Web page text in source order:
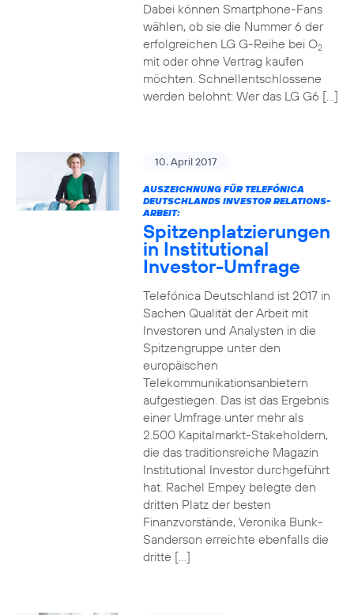
Dabei können Smartphone-Fans
wählen, ob sie die Nummer 6 der
erfolgreichen LG G-Reihe bei O2
mit oder ohne Vertrag kaufen
möchten. Schnellentschlossene
werden belohnt: Wer das LG G6 […]
10. April 2017
AUSZEICHNUNG FÜR TELEFÓNICA
DEUTSCHLANDS INVESTOR RELATIONS-
ARBEIT:
Spitzenplatzierungen
in Institutional
Investor-Umfrage
Telefónica Deutschland ist 2017 in
Sachen Qualität der Arbeit mit
Investoren und Analysten in die
Spitzengruppe unter den
europäischen
Telekommunikationsanbietern
aufgestiegen. Das ist das Ergebnis
einer Umfrage unter mehr als
2.500 Kapitalmarkt-Stakeholdern,
die das traditionsreiche Magazin
Institutional Investor durchgeführt
hat. Rachel Empey belegte den
dritten Platz der besten
Finanzvorstände, Veronika Bunk-
Sanderson erreichte ebenfalls die
dritte […]